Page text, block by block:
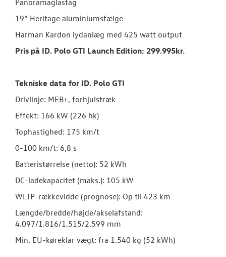
Panoramaglastag
19” Heritage aluminiumsfælge
Harman Kardon lydanlæg med 425 watt output
Pris på ID. Polo GTI Launch Edition: 299.995kr.
Tekniske data for ID. Polo GTI
Drivlinje: MEB+, forhjulstræk
Effekt: 166 kW (226 hk)
Tophastighed: 175 km/t
0-100 km/t: 6,8 s
Batteristørrelse (netto): 52 kWh
DC-ladekapacitet (maks.): 105 kW
WLTP-rækkevidde (prognose): Op til 423 km
Længde/bredde/højde/akselafstand:
4.097/1.816/1.515/2.599 mm
Min. EU-køreklar vægt: fra 1.540 kg (52 kWh)